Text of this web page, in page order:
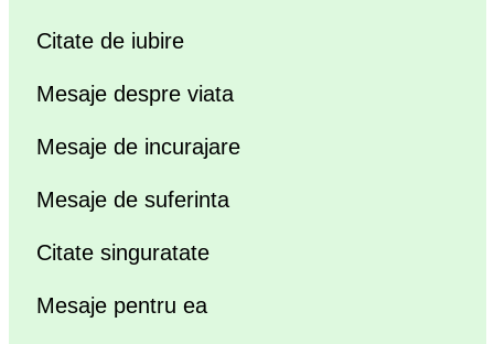
Citate de iubire
Mesaje despre viata
Mesaje de incurajare
Mesaje de suferinta
Citate singuratate
Mesaje pentru ea